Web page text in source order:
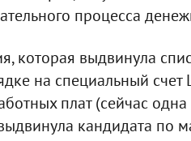
процесса
которая выдвинула
на специальный
плат (сейчас
кандидата по